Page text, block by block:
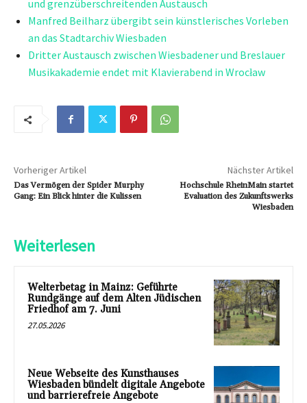
und grenzüberschreitenden Austausch
Manfred Beilharz übergibt sein künstlerisches Vorleben
an das Stadtarchiv Wiesbaden
Dritter Austausch zwischen Wiesbadener und Breslauer
Musikakademie endet mit Klavierabend in Wrocław
Vorheriger Artikel
Das Vermögen der Spider Murphy
Gang: Ein Blick hinter die Kulissen
Nächster Artikel
Hochschule RheinMain startet
Evaluation des Zukunftswerks
Wiesbaden
Weiterlesen
Welterbetag in Mainz: Geführte
Rundgänge auf dem Alten Jüdischen
Friedhof am 7. Juni
27.05.2026
Neue Webseite des Kunsthauses
Wiesbaden bündelt digitale Angebote
und barrierefreie Angebote